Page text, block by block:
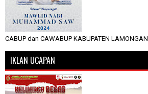
CABUP dan CAWABUP KABUPATEN LAMONGAN
IKLAN UCAPAN